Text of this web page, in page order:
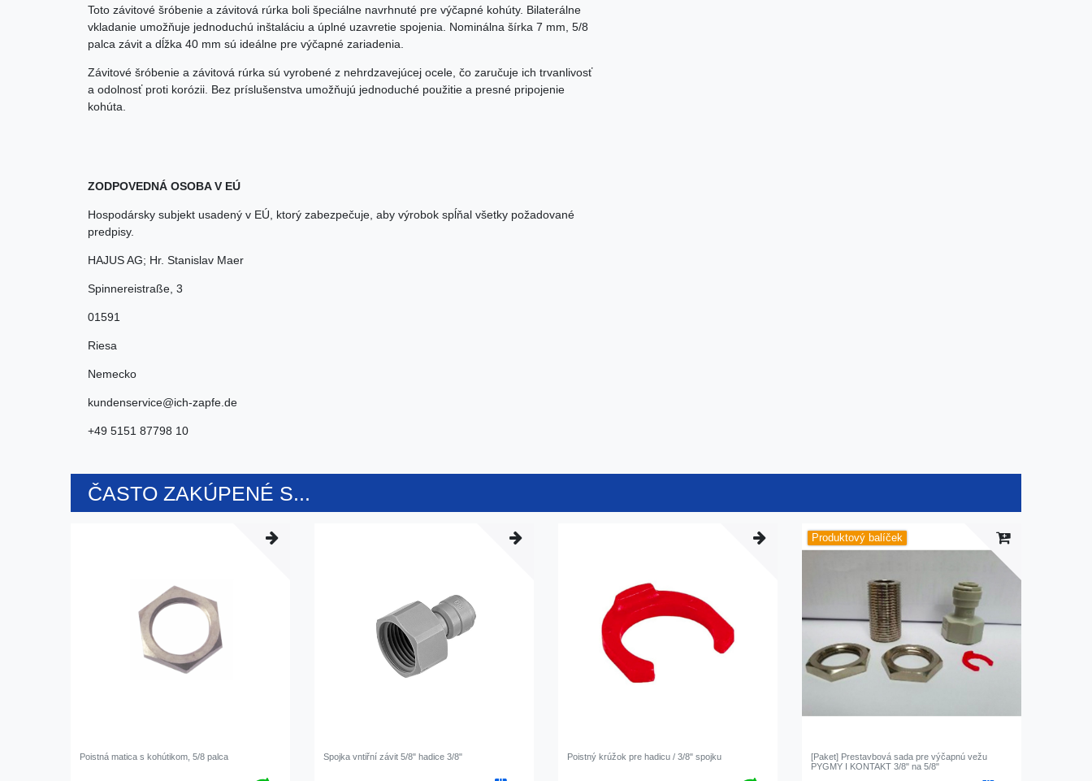
Toto závitové šróbenie a závitová rúrka boli špeciálne navrhnuté pre výčapné kohúty. Bilaterálne
vkladanie umožňuje jednoduchú inštaláciu a úplné uzavretie spojenia. Nominálna šírka 7 mm, 5/8
palca závit a dĺžka 40 mm sú ideálne pre výčapné zariadenia.
Závitové šróbenie a závitová rúrka sú vyrobené z nehrdzavejúcej ocele, čo zaručuje ich trvanlivosť
a odolnosť proti korózii. Bez príslušenstva umožňujú jednoduché použitie a presné pripojenie
kohúta.
ZODPOVEDNÁ OSOBA V EÚ
Hospodársky subjekt usadený v EÚ, ktorý zabezpečuje, aby výrobok spĺňal všetky požadované
predpisy.
HAJUS AG; Hr. Stanislav Maer
Spinnereistraße 3
01591
Riesa
Nemecko
kundenservice@ich-zapfe.de
+49 5151 87798 10
ČASTO ZAKÚPENÉ S...
Poistná matica s kohútikom, 5/8 palca Spojka vntiřní závit 5/8" hadice 3/8" Poistný krúžok pre hadicu / 3/8" spojku
Produktový balíček
[Paket] Prestavbová sada pre výčapnú vežu
PYGMY I KONTAKT 3/8" na 5/8"